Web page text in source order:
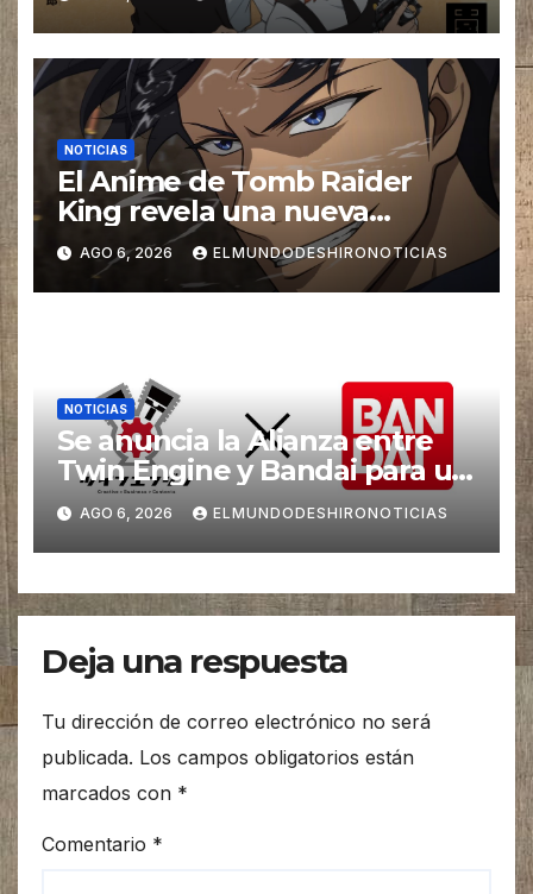
el 2027
NOTICIAS
El Anime de Tomb Raider
King revela una nueva
imagen promocional
AGO 6, 2026 ELMUNDODESHIRONOTICIAS
NOTICIAS
Se anuncia la Alianza entre
Twin Engine y Bandai para un
nuevos Animes
AGO 6, 2026 ELMUNDODESHIRONOTICIAS
Deja una respuesta
Tu dirección de correo electrónico no será
publicada. Los campos obligatorios están
marcados con *
Comentario *